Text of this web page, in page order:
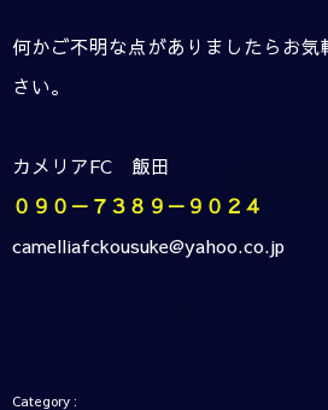
何かご不明な点がありましたらお
さい。
カメリアFC 飯田
０９０－７３８９－９０２４
camelliafckousuke@yahoo.co.jp